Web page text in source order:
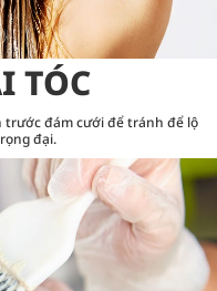
TÓC
trước đám cưới để tránh để lộ
đại.